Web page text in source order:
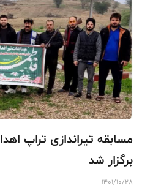
مسابقه تیراندازی تراپ
برگزار شد
1401/10/28